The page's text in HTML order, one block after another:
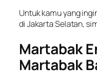
Untuk kamu yang
di Jakarta Selatan,
Martabak
Martabak